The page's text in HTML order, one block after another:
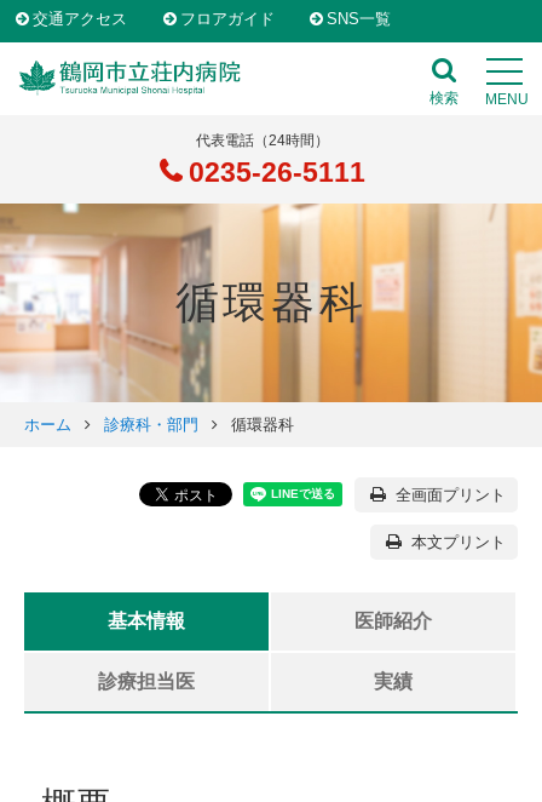
検索 MENU
交通アクセス フロアガイド SNS一覧
代表電話（24時間）
0235-26-5111
循環器科
ホーム 診療科・部門 循環器科
全画面プリント
本文プリント
基本情報 医師紹介
診療担当医 実績